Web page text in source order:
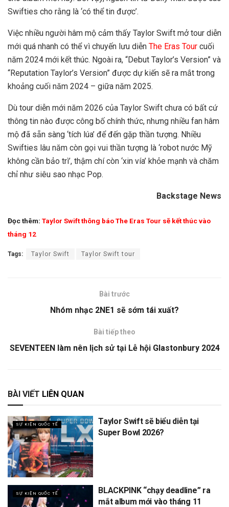
Swifties cho rằng là ‘có thể tin được’.
Việc nhiều người hâm mộ cảm thấy Taylor Swift mở tour diễn
mới quá nhanh có thể vì chuyến lưu diễn The Eras Tour cuối
năm 2024 mới kết thúc. Ngoài ra, “Debut Taylor’s Version” và
“Reputation Taylor’s Version” được dự kiến sẽ ra mắt trong
khoảng cuối năm 2024 – giữa năm 2025.
Dù tour diễn mới năm 2026 của Taylor Swift chưa có bất cứ
thông tin nào được công bố chính thức, nhưng nhiều fan hâm
mộ đã sẵn sàng ‘tích lúa’ để đến gặp thần tượng. Nhiều
Swifties lâu năm còn gọi vui thần tượng là ‘robot nước Mỹ
không cần bảo trì’, thậm chí còn ‘xin vía’ khỏe mạnh và chăm
chỉ như siêu sao nhạc Pop.
Backstage News
Đọc thêm: Taylor Swift thông báo The Eras Tour sẽ kết thúc vào
tháng 12
Tags: Taylor Swift Taylor Swift tour
Bài trước
Nhóm nhạc 2NE1 sẽ sớm tái xuất?
Bài tiếp theo
SEVENTEEN làm nên lịch sử tại Lễ hội Glastonbury 2024
BÀI VIẾT LIÊN QUAN
SỰ KIỆN QUỐC TẾ
Taylor Swift sẽ biểu diễn tại
Super Bowl 2026?
SỰ KIỆN QUỐC TẾ
BLACKPINK “chạy deadline” ra
mắt album mới vào tháng 11